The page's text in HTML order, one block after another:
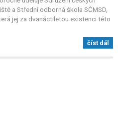
a Střední odborná škola SČMSD,
jej za dvanáctiletou existenci této
číst dál